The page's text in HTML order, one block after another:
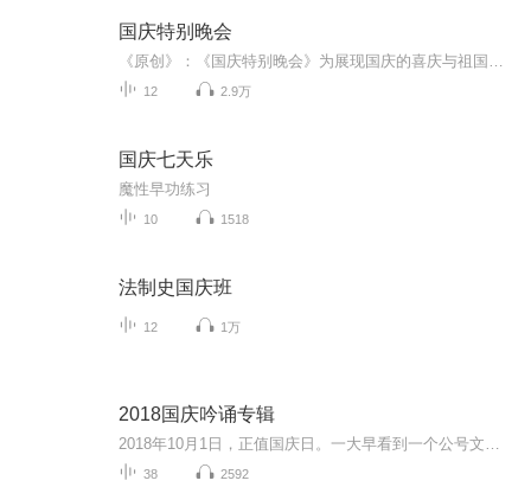
国庆特别晚会
12 2.9万
国庆七天乐
魔性早功练习
10 1518
法制史国庆班
12 1万
2018国庆吟诵专辑
38 2592